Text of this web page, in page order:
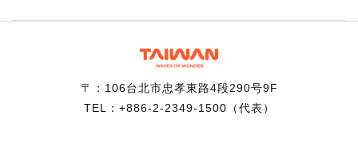
〒：106台北市忠孝東路4段290号9F
TEL：+886-2-2349-1500（代表）